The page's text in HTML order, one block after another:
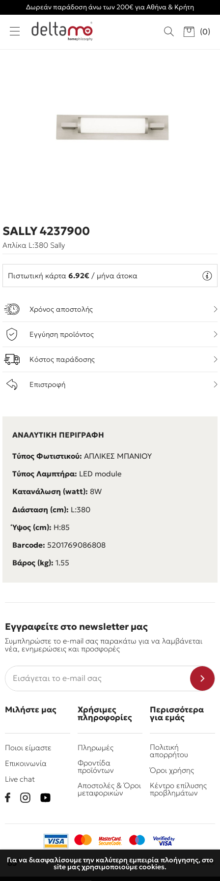
Για να διασφαλίσουμε την καλύτερη εμπειρία πλοήγησης, στο
site μας χρησιμοποιούμε cookies.
Δωρεάν παράδοση άνω των 200€ για Αθήνα & Κρήτη
(0)
SALLY 4237900
Απλίκα L:380 Sally
Πιστωτική κάρτα 6.92€ / μήνα άτοκα
83 €
Χρόνος αποστολής
Εγγύηση προϊόντος
Κόστος παράδοσης
Επιστροφή
ΑΝΑΛΥΤΙΚΗ ΠΕΡΙΓΡΑΦΗ
Τύπος Φωτιστικού: ΑΠΛΙΚΕΣ ΜΠΑΝΙΟΥ
Τύπος Λαμπτήρα: LED module
Κατανάλωση (watt): 8W
Διάσταση (cm): L:380
Ύψος (cm): H:85
Barcode: 5201769086808
Βάρος (kg): 1.55
Εγγραφείτε στο newsletter μας
Συμπληρώστε το e-mail σας παρακάτω για να λαμβάνεται
νέα, ενημερώσεις και προσφορές
Μιλήστε μας
Ποιοι είμαστε
Επικοινωνία
Live chat
Χρήσιμες
πληροφορίες
Πληρωμές
Φροντίδα
προϊόντων
Αποστολές & Όροι
μεταφορικών
Περισσότερα
για εμάς
Πολιτική
απορρήτου
Όροι χρήσης
Κέντρο επίλυσης
προβλημάτων
© 2010 - 2026 Όμιλος επιχειρήσεων Πιτσουλάκης
Ρομπογιαννάκης